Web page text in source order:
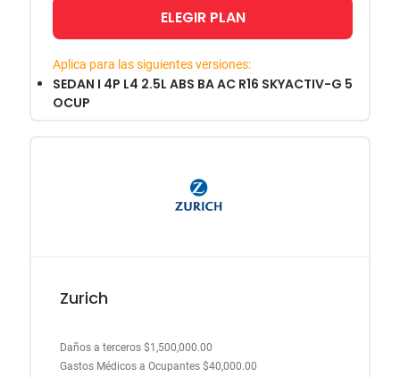
ELEGIR PLAN
Aplica para las siguientes versiones:
SEDAN I 4P L4 2.5L ABS BA AC R16 SKYACTIV-G 5
OCUP
Zurich
Daños a terceros $1,500,000.00
Gastos Médicos a Ocupantes $40,000.00